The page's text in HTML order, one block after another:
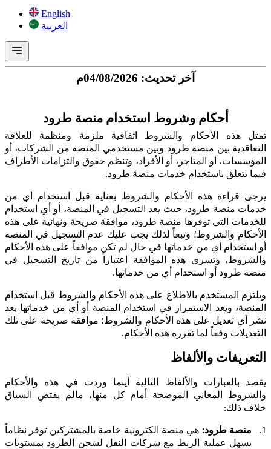
English
العربية
آخر تحديث: 04/08/2026م
أحكام وشروط استخدام منصة طرود
تمثل هذه الأحكام والشروط اتفاقية ملزمة ومنظمة للعلاقة
التعاقدية بين منصة طرود وبين مستخدمي المنصة من الشركات، أو
المؤسسات، أو المتاجر، أو الأفراد، وتنظم حقوق والتزامات الأطراف
فيما يتعلق باستخدام خدمات منصة طرود.
يرجى قراءة هذه الأحكام والشروط بعناية قبل استخدام أي من
خدمات منصة طرود، حيث يعد التسجيل في المنصة، أو أي استخدام
للخدمات التي توفرها منصة طرود، موافقة صريحة ونهائية على هذه
الأحكام والشروط؛ وتبعاً لذلك يجب عليك عدم التسجيل في المنصة
أو استخدام أي من خدماتها في حال لم تكن موافقاً على هذه الأحكام
والشروط، وتسري هذه الموافقة اعتباراً من تاريخ التسجيل في
منصة طرود أو استخدام أي من خدماتها.
ويلتزم المستخدم بالاطلاع على هذه الأحكام والشروط قبل استخدام
المنصة، ويعد الاستمرار في استخدام المنصة أو أي من خدماتها بعد
نشر أي تعديل على هذه الأحكام والشروط؛ موافقة صريحة على تلك
التعديلات وفقاً لما تقرره هذه الأحكام.
التعريفات والألفاظ
يقصد بالعبارات والألفاظ التالية أينما وردت في هذه والأحكام
والشروط المعاني الموضحة أمام كل منها، مالم يقتضِ السياق
خلاف ذلك:
1. منصة طرود: هي منصة الكترونية خاصة بالمشتركين توفر نظاماً
يسهل عملية الربط مع شركات النقل لشحن الطرود بمستويات